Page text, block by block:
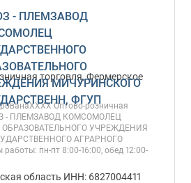
- ПЛЕМЗАВОД
МИЧУРИНСКОГО
ФГУП
торговля, Фермерское
Оптово-розничная
- ПЛЕМЗАВОД КОМСОМОЛЕЦ
УЧРЕЖДЕНИЯ
АГРАРНОГО
пн-пт 8:00-16:00, обед 12:00-
область ИНН: 6827004411